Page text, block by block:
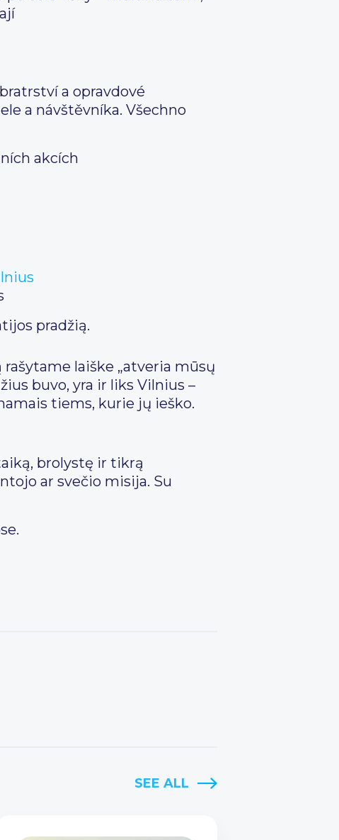
a opravdové
a návštěvníka. Všechno
akcích
pradžią.
laiške „atveria mūsų
buvo, yra ir liks Vilnius –
tiems, kurie jų ieško.
brolystę ir tikrą
ar svečio misija. Su
SEE ALL